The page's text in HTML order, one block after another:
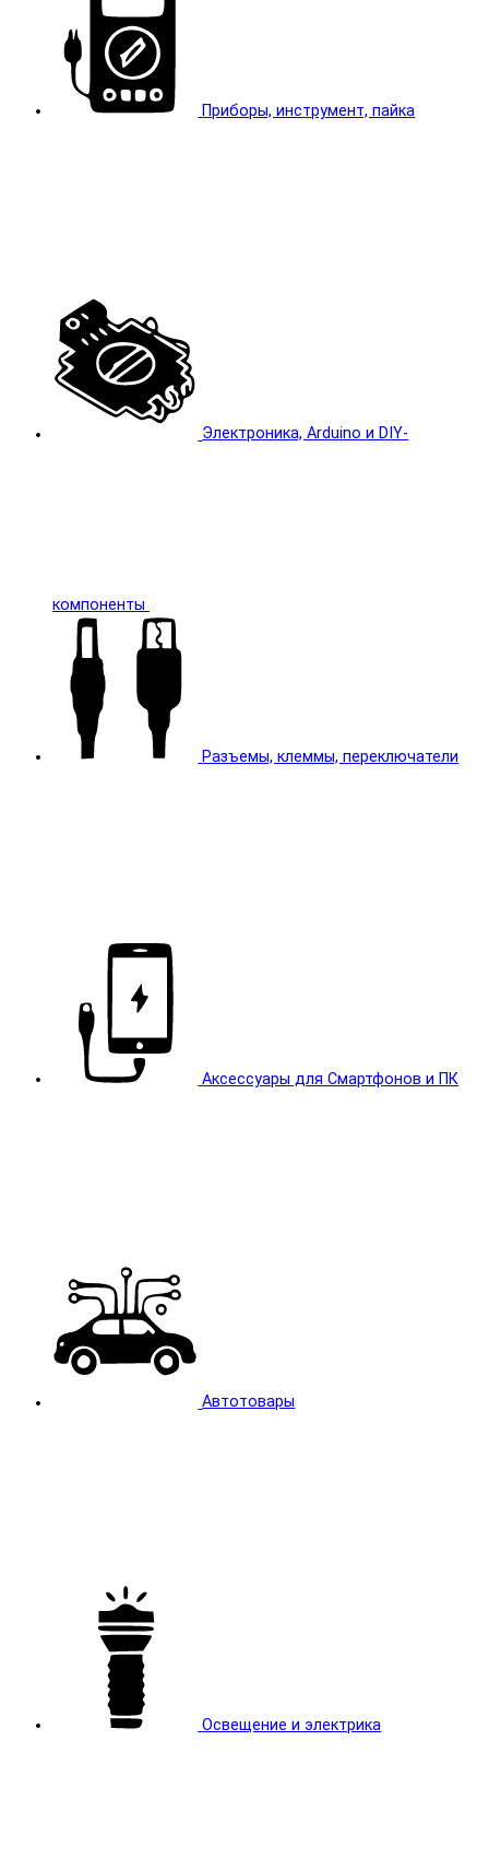
Приборы, инструмент, пайка
Электроника, Arduino и DIY-
компоненты
Разъемы, клеммы, переключатели
Аксессуары для Смартфонов и ПК
Автотовары
Освещение и электрика